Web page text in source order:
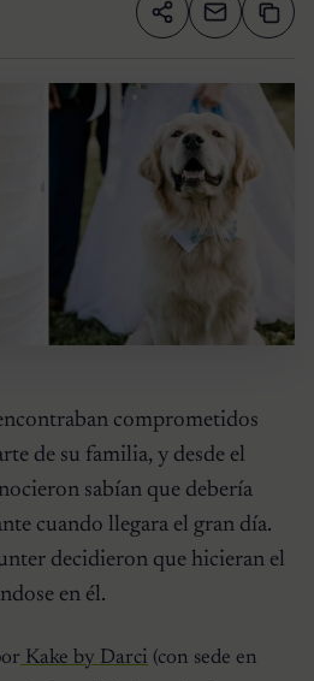
Compartir
comprometidos
de su familia, y desde el
sabían que debería
cuando llegara el gran día.
decidieron que hicieran el
en él.
Kake by Darci (con sede en